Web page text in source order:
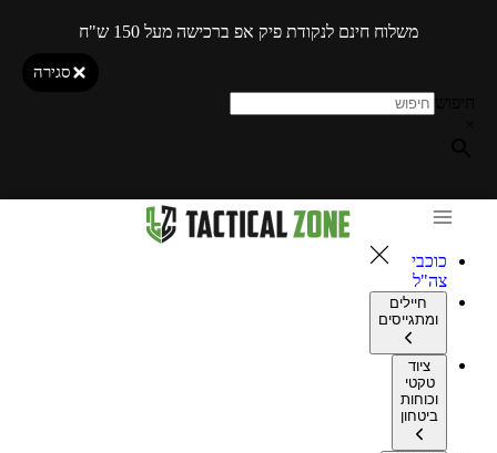
משלוח חינם לנקודת פיק אפ ברכישה מעל 150 ש"ח
סגירה
כוכבי
צה"ל
חיילים
ומתגייסים
ציוד
טקטי
וכוחות
ביטחון